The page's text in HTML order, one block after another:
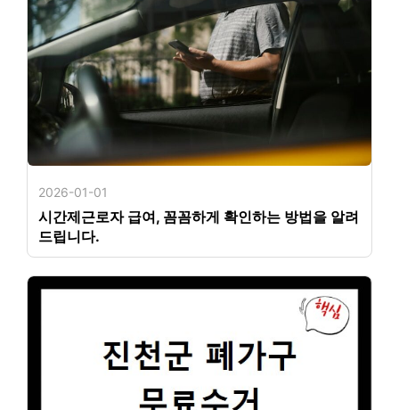
2026-01-01
시간제근로자 급여, 꼼꼼하게 확인하는 방법을 알려
드립니다.